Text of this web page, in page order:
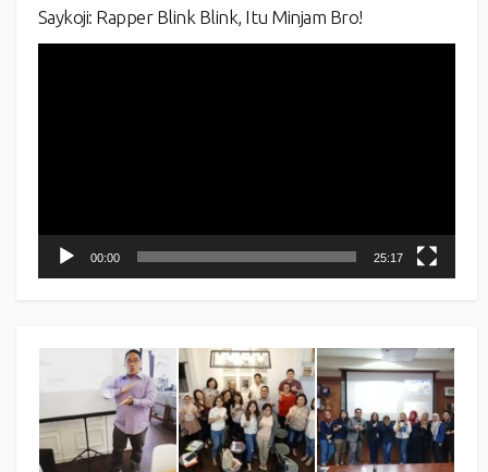
Saykoji: Rapper Blink Blink, Itu Minjam Bro!
00:00 25:17